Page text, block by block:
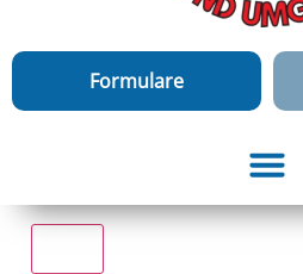
Formulare